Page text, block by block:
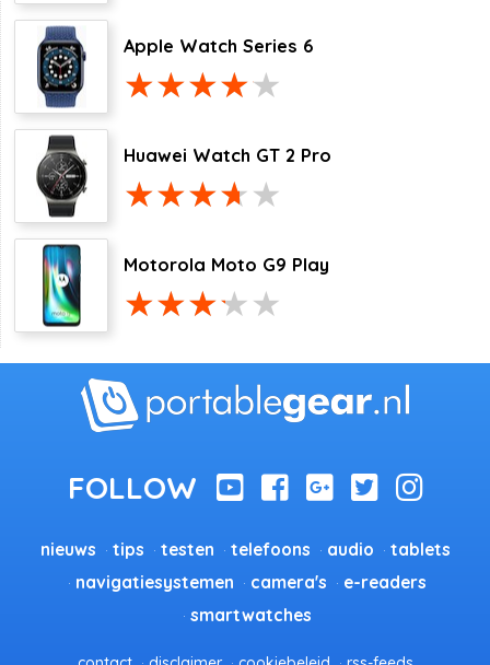
Apple Watch Series 6
Huawei Watch GT 2 Pro
Motorola Moto G9 Play
nieuws tips testen telefoons audio
tablets
navigatiesystemen
camera's
e-readers
smartwatches